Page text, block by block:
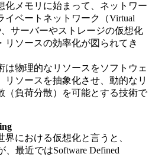
化メモリに始まって、ネットワー
イベートネットワーク（Virtual
サーバーやストレージの仮想化
リソースの効率化が図られてき
は物理的なリソースをソフトウェ
リソースを抽象化させ、動的なリ
（負荷分散）を可能とする技術で
における仮想化と言うと、
最近ではSoftware Defined